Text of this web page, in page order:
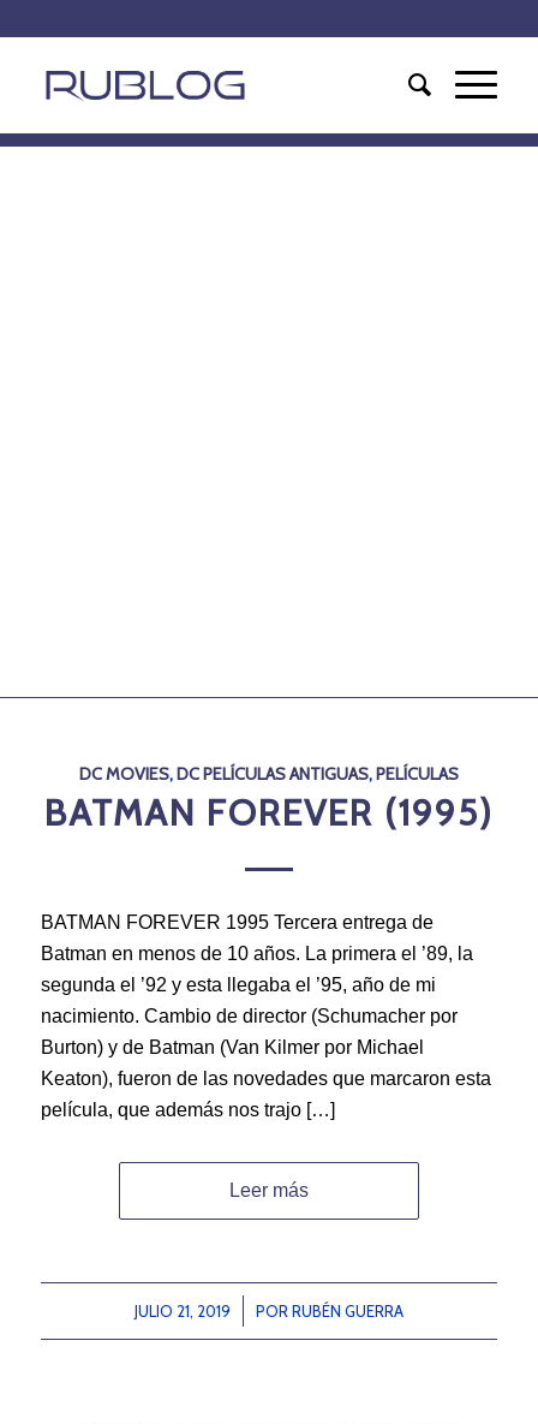
DC MOVIES,DC PELÍCULAS ANTIGUAS,PELÍCULAS
BATMAN FOREVER (1995)
BATMAN FOREVER 1995 Tercera entrega de
Batman en menos de 10 años. La primera el ’89, la
segunda el ’92 y esta llegaba el ’95, año de mi
nacimiento. Cambio de director (Schumacher por
Burton) y de Batman (Van Kilmer por Michael
Keaton), fueron de las novedades que marcaron esta
película, que además nos trajo […]
Leer más
JULIO 21, 2019
/ POR RUBÉN GUERRA